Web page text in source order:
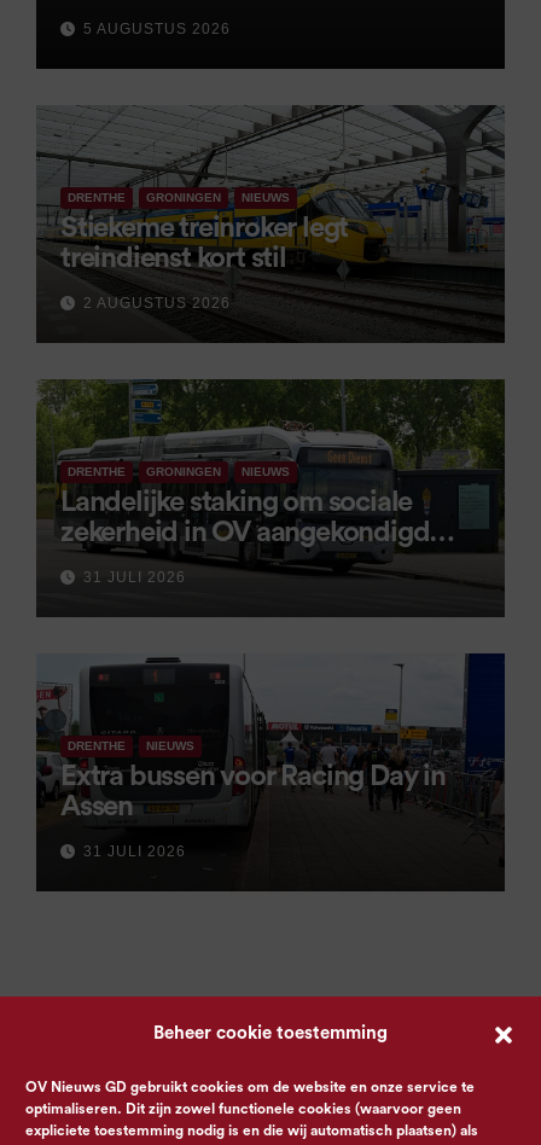
Beheer cookie toestemming
OV Nieuws GD gebruikt cookies om de website en onze service te
optimaliseren. Dit zijn zowel functionele cookies (waarvoor geen
expliciete toestemming nodig is en die wij automatisch plaatsen) als
5 AUGUSTUS 2026
DRENTHE GRONINGEN NIEUWS
Stiekeme treinroker legt
treindienst kort stil
2 AUGUSTUS 2026
DRENTHE GRONINGEN NIEUWS
Landelijke staking om sociale
zekerheid in OV aangekondigd
voor 9 september
31 JULI 2026
DRENTHE NIEUWS
Extra bussen voor Racing Day in
Assen
31 JULI 2026